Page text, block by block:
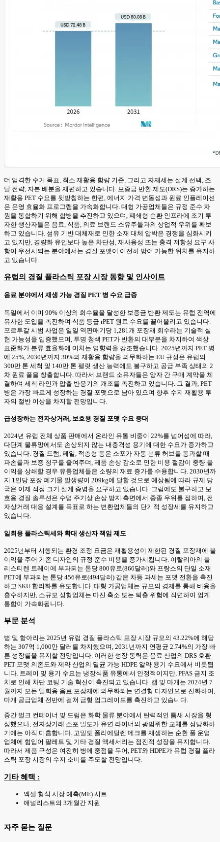
더 엄격한 수거 목표, 최소 재활용 함량 기준, 그리고 자재세는 설계 선택, 조
달 전략, 자본 배분을 재편하고 있습니다. 보증금 반환 제도(DRS)는 증가하는
재활용 PET 수요를 뒷받침하는 한편, 에너지 가격 변동성과 원료 인플레이션
은 운영 효율화 프로그램을 가속화합니다. 대형 가공업체들은 규정 준수 자
원을 통합하기 위해 합병을 추진하고 있으며, 폐쇄형 순환 인프라에 조기 투
자한 생산자들은 음료, 식품, 의료 브랜드 소유주들과의 상업적 우위를 확보
하고 있습니다. 섬유 기반 대체재로 인한 소재 대체 압박은 경쟁을 심화시키
고 있지만, 경량화 유인보다 높은 차단성, 재사용성 또는 충격 저항성 요구 사
항이 우선시되는 분야에서는 경질 포맷이 여전히 방어 가능한 위치를 유지하
고 있습니다.
유럽의 경질 플라스틱 포장 시장 동향 및 인사이트
음료 분야에서 재생 가능 경질 PET 병 수요 급증
독일에서 이미 90% 이상의 회수율을 달성한 보증금 반환 제도는 유럽 전역에
유사한 도입을 촉진하며 식품 등급 rPET 원료 수요를 끌어올리고 있습니다.
포르투갈 시범 사업은 일일 역판매기당 1,281개 포장재 회수라는 기술적 실
현 가능성을 입증했으며, 투명 청색 PET가 반환의 대부분을 차지하여 색상
표준화가 분류 효율화에 미치는 영향력을 강조했습니다. 2025년까지 PET 병
에 25%, 2030년까지 30%의 재활용 함량을 의무화하는 EU 규정은 유럽의
300만 톤 세척 및 140만 톤 펠릿 생산 능력에도 불구하고 공급 부족 상태의 2
차 원료 풀을 창출합니다. 따라서 브랜드 소유자들은 양자 간 구매 계약을 체
결하여 세척 라인과 압출 반응기의 개조를 촉진하고 있습니다. 그 결과, PET
병은 가장 빠르게 성장하는 경질 포맷으로 남아 있으며 향후 수지 재활용 투
자의 절반 이상을 차지할 전망입니다.
급성장하는 전자상거래, 보호용 경질 포맷 수요 증대
2024년 유럽 전체 상품 판매에서 온라인 유통 비중이 22%를 넘어섬에 따라,
다단계 물류망에서도 손상되지 않는 내충격성 용기에 대한 수요가 증가하고
있습니다. 경질 드럼, 페일, 적층형 통은 소포가 자동 분류 허브를 통과할 때
파손률과 보증 청구를 줄여주며, 제품 손상 감소로 인한 비용 절감이 중량 불
이익을 상쇄할 경우 유통업체들은 소량의 재료 증가를 수용합니다. 2030년까
지 1인당 포장 폐기물 발생량이 209kg에 달할 것으로 예상됨에 따라 규제 당
국은 이제 적정 크기 설계 증명을 요구하고 있습니다. 그럼에도 불구하고 보
호용 경질 솔루션은 수명 주기상 손상 방지 측면에서 종종 우위를 점하며, 전
자상거래 대응 설계를 목표로 하는 변환업체들의 단기적 성장세를 유지하고
있습니다.
일회용 플라스틱세와 확대 생산자 책임 제도
2025년부터 시행되는 환경 조정 요금은 재활용성이 제한된 경질 포장재에 불
이익을 주어 기존 디자인의 규정 준수 비용을 증가시킵니다. 이탈리아의 폴
리스티렌 트레이에 부과되는 톤당 800유로(866달러)와 프랑스의 단일 소재
PET에 부과되는 톤당 456유로(494달러) 같은 차등 과세는 포맷 전환을 촉진
하고 SKU 합리화를 유도합니다. 대형 가공업체는 규모의 경제를 통해 비용을
흡수하지만, 소규모 성형업체는 마진 축소 또는 퇴출 위험에 직면하여 업계
통합이 가속화됩니다.
부문 분석
병 및 항아리는 2025년 유럽 경질 플라스틱 포장 시장 규모의 43.22%에 해당
하는 307억 1,000만 달러를 차지했으며, 2031년까지 연평균 2.74%의 가장 빠
른 성장률을 유지할 전망입니다. 이러한 성장 동력은 음료 산업의 DRS 호환
PET 포맷 의존도와 제약 산업의 멸균 가능 HDPE 알약 용기 수요에서 비롯됩
니다. 트레이 및 용기 수요는 냉장식품 유통에서 안정적이지만, PFAS 금지 조
치로 인해 차단 코팅 기술 혁신이 촉진되고 있습니다. 캡 및 마개는 2024년 7
월까지 모든 일회용 음료 포장재에 의무화되는 연결형 디자인으로 진화하며,
마개 공급업체 전반에 걸쳐 금형 업그레이드를 촉진하고 있습니다.
중간 벌크 컨테이너 및 드럼은 화학 물류 분야에서 탄력적인 틈새 시장을 형
성했으나, 전자상거래 소포 밀도가 유연 라이너의 광범위한 교체를 정당화하
기에는 아직 미흡합니다. 고밀도 폴리에틸렌 데크를 재생하는 순환 풀 운영
업체에 힘입어 팔레트 및 기타 경질 액세서리는 점진적 성장을 유지합니다.
따라서 제품 구성은 여전히 병에 중점을 두어, PET와 HDPE가 유럽 경질 플라
스틱 포장 시장의 수지 소비를 주도할 전망입니다.
기타 혜택 :
엑셀 형식 시장 예측(ME) 시트
애널리스트의 3개월간 지원
자주 묻는 질문